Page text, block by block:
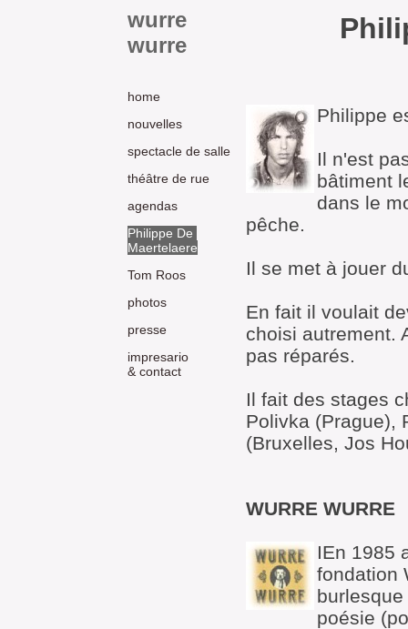
wurre
wurre
home
nouvelles
spectacle de salle
théâtre de rue
agendas
Philippe De
Maertelaere
Tom Roos
photos
presse
impresario
& contact
Philippe
Il n'est
bâtiment
dans le
pêche.
Il se met à jouer
En fait il voulait
choisi autrement.
pas réparés.
Il fait des stages
Polivka (Prague),
(Bruxelles, Jos
WURRE WURRE
IEn 1985
fondation
poésie